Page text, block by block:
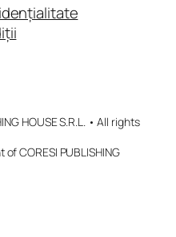
HOUSE S.R.L. • All rights
CORESI PUBLISHING